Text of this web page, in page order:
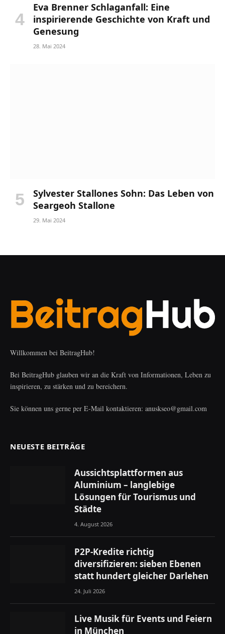
Eva Brenner Schlaganfall: Eine
inspirierende Geschichte von Kraft und
Genesung
28. Mai 2024
Sylvester Stallones Sohn: Das Leben von
Seargeoh Stallone
29. Mai 2024
Willkommen bei BeitragHub!
Bei BeitragHub glauben wir an die Kraft von Informationen, Leben zu
inspirieren, zu stärken und zu bereichern.
Sie können uns gerne per E-Mail kontaktieren: anuskseo@gmail.com
NEUESTE BEITRÄGE
Aussichtsplattformen aus
Aluminium – langlebige
Lösungen für Tourismus und
Städte
4. August 2026
P2P-Kredite richtig
diversifizieren: sieben Ebenen
statt hundert gleicher Darlehen
24. Juli 2026
Live Musik für Events und Feiern
in München